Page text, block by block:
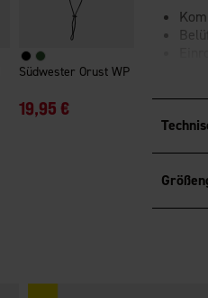
Südwester Orust WP
19,95 €